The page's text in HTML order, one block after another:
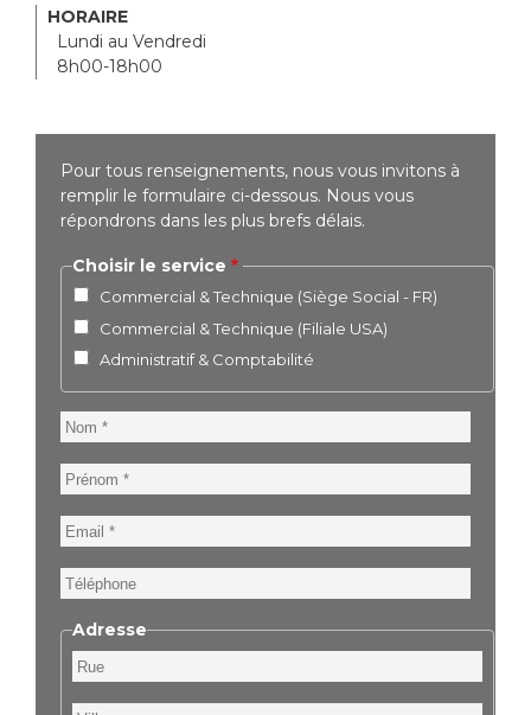
HORAIRE
Lundi au Vendredi
8h00-18h00
Pour tous renseignements, nous vous invitons à
remplir le formulaire ci-dessous. Nous vous
répondrons dans les plus brefs délais.
Choisir le service
Commercial & Technique (Siège Social - FR)
Commercial & Technique (Filiale USA)
Administratif & Comptabilité
Nom
Prénom
Email
Téléphone
Adresse
Rue